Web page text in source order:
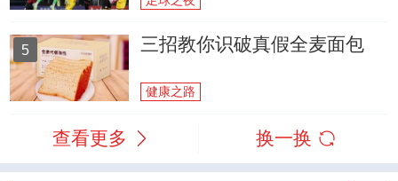
5 三招教你识破真假全麦面包
健康之路
查看更多 换一换